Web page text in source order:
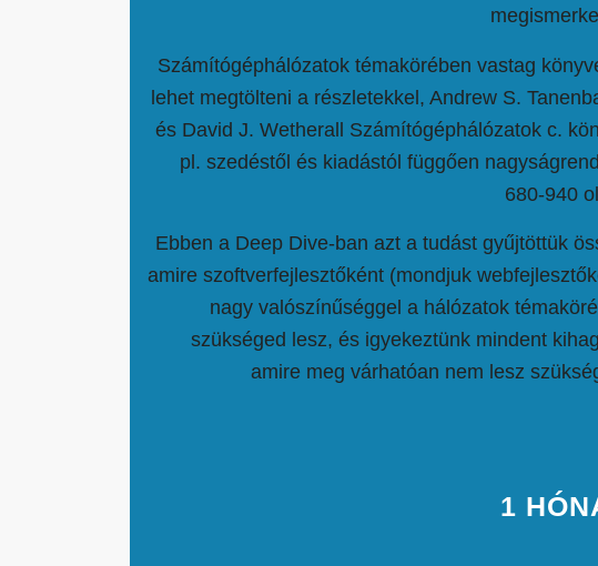
Számítógéphálózatok témakörében vastag
lehet megtölteni a részletekkel, Andrew S.
és David J. Wetherall Számítógéphálózatok c.
pl. szedéstől és kiadástól függően
680-940
Ebben a Deep Dive-ban azt a tudást gyűjtöttük
amire szoftverfejlesztőként (mondjuk
nagy valószínűséggel a hálózatok
szükséged lesz, és igyekeztünk mindent
amire meg várhatóan nem lesz
1